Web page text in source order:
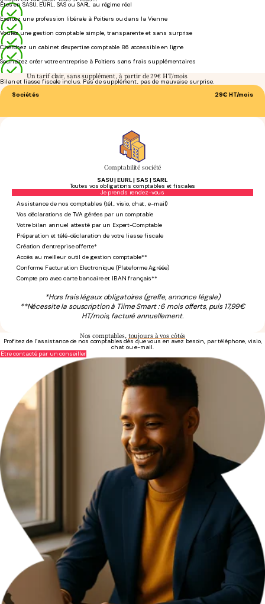
Êtes en SASU, EURL, SAS ou SARL au régime réel
Exercez une profession libérale à Poitiers ou dans la Vienne
Voulez une gestion comptable simple, transparente et sans surprise
Cherchez un cabinet d'expertise comptable 86 accessible en ligne
Souhaitez créer votre entreprise à Poitiers sans frais supplémentaires
Un tarif clair, sans supplément, à partir de 29€ HT/mois
Bilan et liasse fiscale inclus. Pas de supplément, pas de mauvaise surprise.
Sociétés
29€ HT/mois
Comptabilité société
SASU | EURL | SAS | SARL
Toutes vos obligations comptables et fiscales
Je prends rendez-vous
Sans engagement
Assistance de nos comptables (tél., visio, chat, e-mail)
Vos déclarations de TVA gérées par un comptable
Votre bilan annuel attesté par un Expert-Comptable
Préparation et télé-déclaration de votre liasse fiscale
Création d'entreprise offerte*
Accès au meilleur outil de gestion comptable**
Conforme Facturation Electronique (Plateforme Agréée)
Compte pro avec carte bancaire et IBAN français**
*Hors frais légaux obligatoires (greffe, annonce légale)
**Nécessite la souscription à Tiime Smart : 6 mois offerts, puis 17,99€
HT/mois, facturé annuellement.
Nos comptables, toujours à vos côtés
Profitez de l’assistance de nos comptables dès que vous en avez besoin, par téléphone, visio,
chat ou e-mail.
Être contacté par un conseiller